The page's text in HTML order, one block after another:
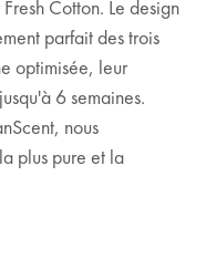
Cotton. Le design
parfait des trois
optimisée, leur
6 semaines.
nous
plus pure et la